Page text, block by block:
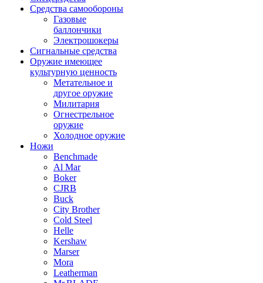
Средства самообороны
Газовые
баллончики
Электрошокеры
Сигнальные средства
Оружие имеющее
культурную ценность
Метательное и
другое оружие
Милитария
Огнестрельное
оружие
Холодное оружие
Ножи
Benchmade
Al Mar
Boker
CJRB
Buck
City Brother
Cold Steel
Helle
Kershaw
Marser
Mora
Leatherman